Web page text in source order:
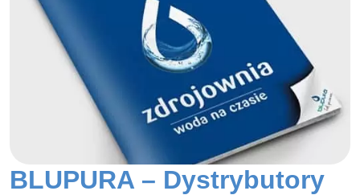
BLUPURA – Dystrybutory